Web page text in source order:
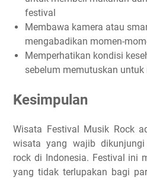
festival
Membawa kamera atau
mengabadikan momen-
Memperhatikan kondisi
sebelum memutuskan
Kesimpulan
Wisata Festival Musik Rock
wisata yang wajib
rock di Indonesia. Festival ini
yang tidak terlupakan bagi